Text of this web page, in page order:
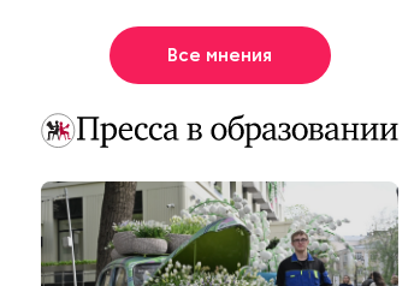
Все мнения